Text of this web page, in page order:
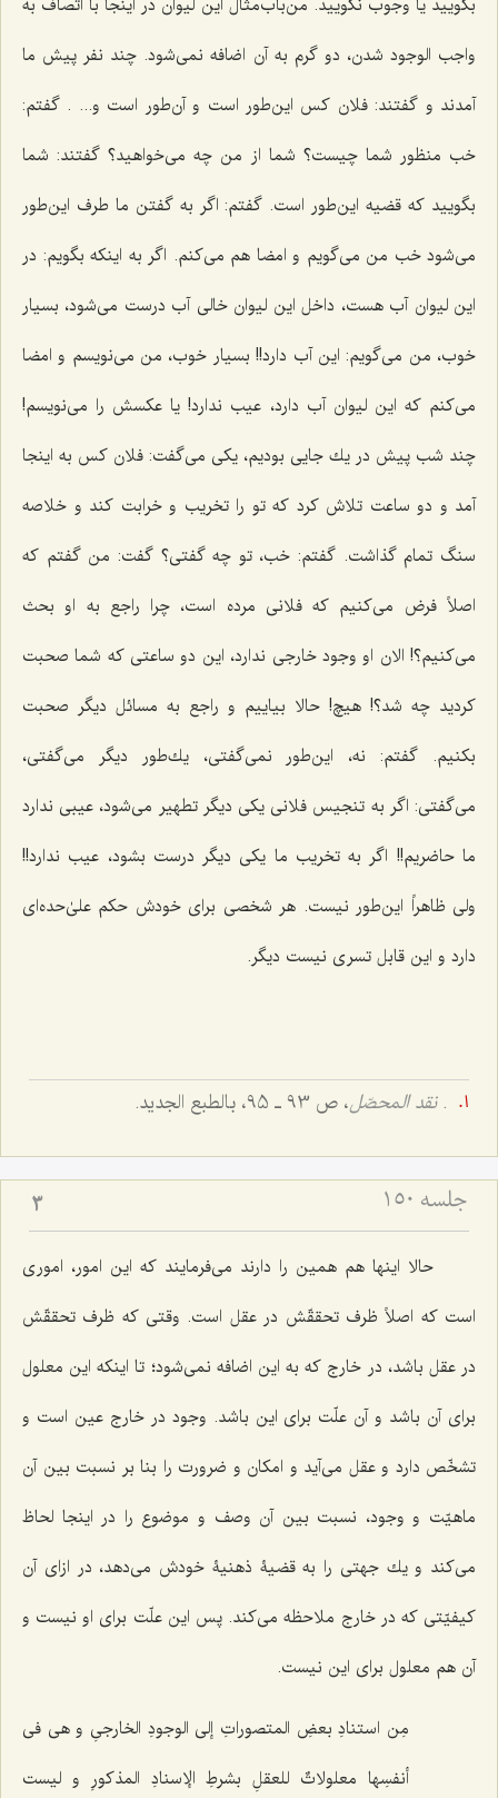
واجب الوجود شدن، دو گرم به آن اضافه نمى‌شود. چند نفر پیش ما
آمدند و گفتند: فلان كس این‌طور است و آن‌طور ‌است و... . گفتم:
خب منظور شما چیست؟ شما از من چه مى‌خواهید؟ گفتند: شما
بگویید كه قضیه این‌طور است. گفتم: اگر به گفتن ما طرف این‌طور
مى‌شود خب من می‌گویم و امضا هم مى‌كنم. اگر به اینكه بگویم: در
این لیوان آب هست، داخل این لیوان خالى آب درست مى‌شود، بسیار
خوب، من می‌گویم: این آب دارد!! بسیار خوب، من مى‌نویسم و امضا
مى‌كنم که این لیوان آب دارد، عیب ندارد! یا عكسش را می‌نویسم!
چند شب پیش در یك جایى بودیم، یكى مى‌گفت: فلان كس به اینجا
آمد و دو ساعت تلاش كرد كه تو را تخریب و خرابت كند و خلاصه
سنگ تمام گذاشت. گفتم: خب، تو چه گفتى؟ گفت: من گفتم كه
اصلاً فرض مى‌كنیم که فلانی مرده است، چرا راجع به او بحث
مى‌كنیم؟! الان او وجود خارجى ندارد، این دو ساعتى كه شما صحبت
كردید چه شد؟! هیچ! حالا بیاییم و راجع به مسائل دیگر صحبت
بكنیم. گفتم: نه، این‌طور نمى‌گفتى، یك‌طور دیگر مى‌گفتى،
مى‌گفتى: اگر به تنجیس فلانى یكى دیگر تطهیر مى‌شود، عیبى ندارد
ما حاضریم!! اگر به تخریب ما یكى دیگر درست بشود، عیب ندارد!!
ولى ظاهراً این‌طور نیست. هر شخصى براى خودش حكم علیٰ‌حده‌اى
دارد و این قابل تسری نیست دیگر.
.نقد المحصّل، ص 93 ـ 95، بالطبع الجدید.
جلسه ۱۵۰ 3
حالا اینها هم همین را دارند مى‌فرمایند كه این امور، امورى
است كه اصلاً ظرف تحققّش در عقل است. وقتى كه ظرف تحققّش
در عقل باشد، در خارج كه به این اضافه نمى‌شود؛ تا اینكه این معلول
براى آن باشد و آن علّت براى این باشد. وجود در خارج عین است و
تشخّص دارد و عقل می‌آید و امكان و ضرورت را بنا بر نسبت بین آن
ماهیّت و وجود، نسبت بین آن وصف و موضوع را در اینجا لحاظ
مى‌كند و یك جهتى را به قضیۀ ذهنیۀ خودش مى‌دهد، در ازاى آن
كیفیّتى كه در خارج ملاحظه مى‌كند. پس این علّت براى او نیست و
آن هم معلول براى این نیست.
مِن استنادِ بعضِ المتصوراتِ إلى الوجودِ الخارجیِ و هی فی
أنفسِها معلولاتٌ للعقلِ بشرطِ الإسنادِ المذكورِ و لیست